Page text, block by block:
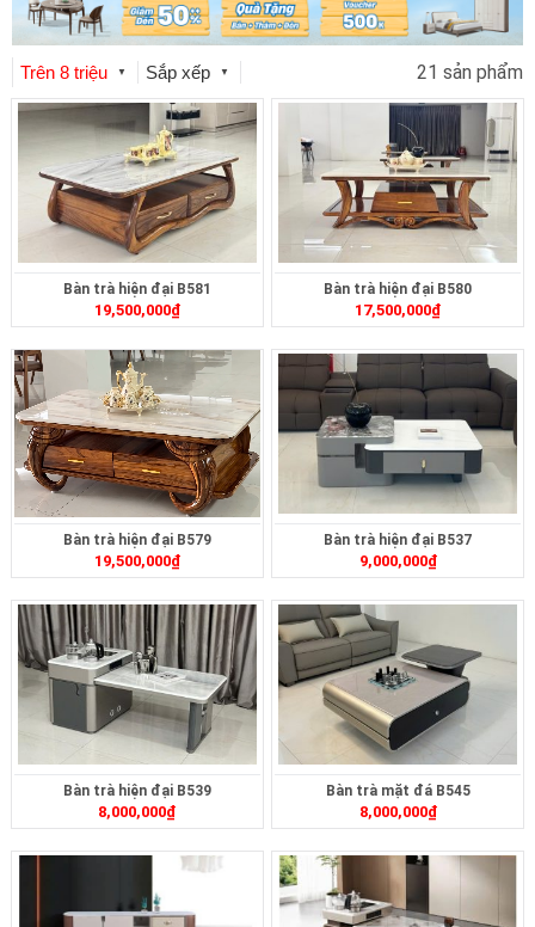
Trên 8 triệu ▼ Sắp xếp ▼ 21 sản phẩm
Bàn trà hiện đại B581
19,500,000₫
Bàn trà hiện đại B580
17,500,000₫
Bàn trà hiện đại B579
19,500,000₫
Bàn trà hiện đại B537
9,000,000₫
Bàn trà hiện đại B539
8,000,000₫
Bàn trà mặt đá B545
8,000,000₫